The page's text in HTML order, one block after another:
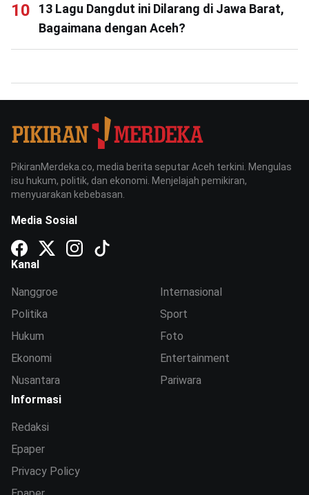
13 Lagu Dangdut ini Dilarang di Jawa Barat,
Bagaimana dengan Aceh?
PikiranMerdeka.co, media berita seputar Aceh terkini. Mengulas
isu hukum, politik, dan ekonomi. Menjelajah pemikiran,
menyuarakan kebebasan.
Media Sosial
Kanal
Nanggroe
Politika
Hukum
Ekonomi
Nusantara
Internasional
Sport
Foto
Entertainment
Pariwara
Informasi
Redaksi
Epaper
Privacy Policy